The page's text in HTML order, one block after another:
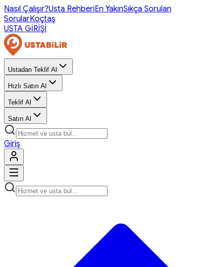
Nasıl Çalışır?Usta RehberiEn YakınSıkça Sorulan
SorularKoçtaş
USTA GİRİŞİ
Ustadan Teklif Al
Hızlı Satın Al
Teklif Al
Satın Al
Giriş